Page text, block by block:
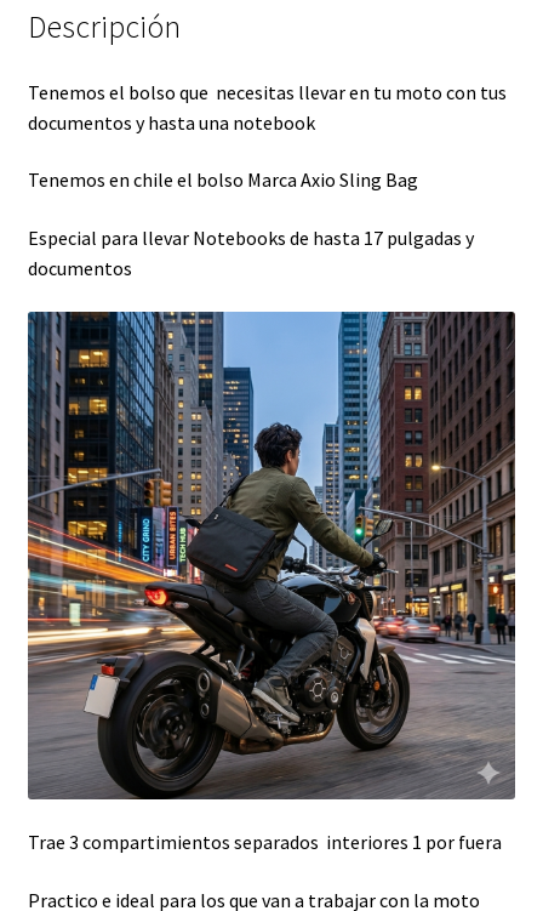
Descripción
Tenemos el bolso que necesitas llevar en tu moto con tus
documentos y hasta una notebook
Tenemos en chile el bolso Marca Axio Sling Bag
Especial para llevar Notebooks de hasta 17 pulgadas y
documentos
Trae 3 compartimientos separados interiores 1 por fuera
Practico e ideal para los que van a trabajar con la moto